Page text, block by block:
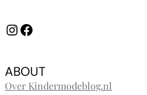
InstagramFacebook
ABOUT
Over Kindermodeblog.nl